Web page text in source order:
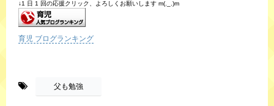
↓1 日 1 回の応援クリック、よろしくお願いします m(._.)m
育児 ブログランキング
父も勉強